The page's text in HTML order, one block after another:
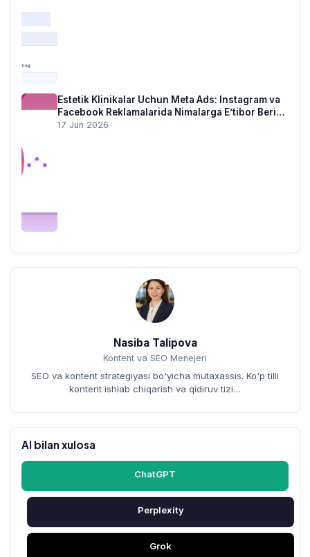
Estetik Klinikalar Uchun Meta Ads: Instagram va
Facebook Reklamalarida Nimalarga E’tibor Berish
Kerak?
17 Jun 2026
Nasiba Talipova
Kontent va SEO Menejeri
SEO va kontent strategiyasi bo'yicha mutaxassis. Ko'p tilli
kontent ishlab chiqarish va qidiruv tizi…
AI bilan xulosa
ChatGPT
Perplexity
Grok